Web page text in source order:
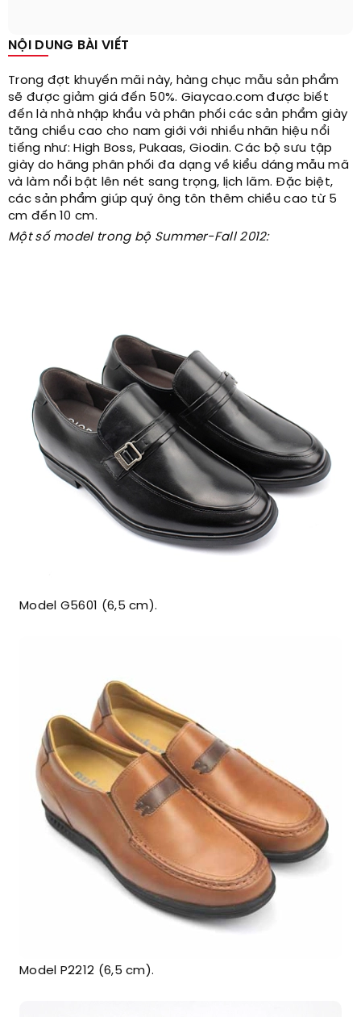
NỘI DUNG BÀI VIẾT
Trong đợt khuyến mãi này, hàng chục mẫu sản phẩm
sẽ được giảm giá đến 50%. Giaycao.com được biết
đến là nhà nhập khẩu và phân phối các sản phẩm giày
tăng chiều cao cho nam giới với nhiều nhãn hiệu nổi
tiếng như: High Boss, Pukaas, Giodin. Các bộ sưu tập
giày do hãng phân phối đa dạng về kiểu dáng mẫu mã
và làm nổi bật lên nét sang trọng, lịch lãm. Đặc biệt,
các sản phẩm giúp quý ông tôn thêm chiều cao từ 5
cm đến 10 cm.
Một số model trong bộ Summer-Fall 2012:
Model G5601 (6,5 cm).
Model P2212 (6,5 cm).